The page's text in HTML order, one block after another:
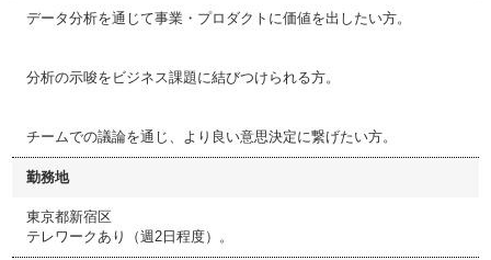
データ分析を通じて事業・プロダクトに価値を出したい方。
分析の示唆をビジネス課題に結びつけられる方。
チームでの議論を通じ、より良い意思決定に繋げたい方。
勤務地
東京都新宿区
テレワークあり（週2日程度）。